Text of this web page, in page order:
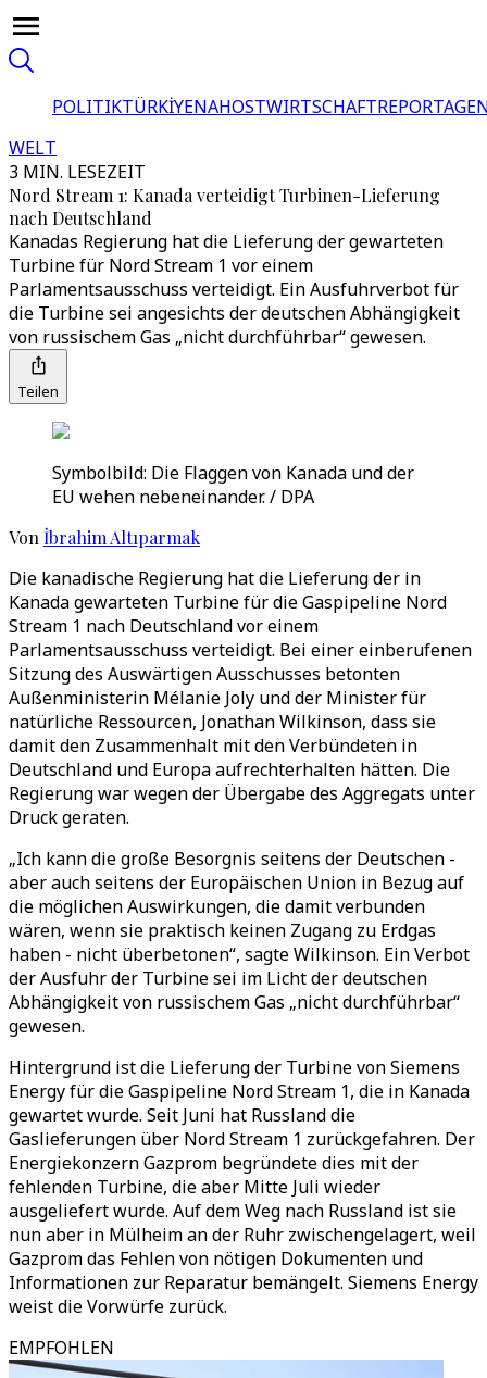
POLITIKTÜRKİYENAHOSTWIRTSCHAFT
WELT
3 MIN. LESEZEIT
Nord Stream 1: Kanada verteidigt Turbinen-Lieferung
nach Deutschland
Kanadas Regierung hat die Lieferung der gewarteten
Turbine für Nord Stream 1 vor einem
Parlamentsausschuss verteidigt. Ein Ausfuhrverbot für
die Turbine sei angesichts der deutschen Abhängigkeit
von russischem Gas „nicht durchführbar“ gewesen.
Teilen
Symbolbild: Die Flaggen von Kanada und der
EU wehen nebeneinander. / DPA
Von İbrahim Altıparmak
Die kanadische Regierung hat die Lieferung der in
Kanada gewarteten Turbine für die Gaspipeline Nord
Stream 1 nach Deutschland vor einem
Parlamentsausschuss verteidigt. Bei einer einberufenen
Sitzung des Auswärtigen Ausschusses betonten
Außenministerin Mélanie Joly und der Minister für
natürliche Ressourcen, Jonathan Wilkinson, dass sie
damit den Zusammenhalt mit den Verbündeten in
Deutschland und Europa aufrechterhalten hätten. Die
Regierung war wegen der Übergabe des Aggregats unter
Druck geraten.
„Ich kann die große Besorgnis seitens der Deutschen -
aber auch seitens der Europäischen Union in Bezug auf
die möglichen Auswirkungen, die damit verbunden
wären, wenn sie praktisch keinen Zugang zu Erdgas
haben - nicht überbetonen“, sagte Wilkinson. Ein Verbot
der Ausfuhr der Turbine sei im Licht der deutschen
Abhängigkeit von russischem Gas „nicht durchführbar“
gewesen.
Hintergrund ist die Lieferung der Turbine von Siemens
Energy für die Gaspipeline Nord Stream 1, die in Kanada
gewartet wurde. Seit Juni hat Russland die
Gaslieferungen über Nord Stream 1 zurückgefahren. Der
Energiekonzern Gazprom begründete dies mit der
fehlenden Turbine, die aber Mitte Juli wieder
ausgeliefert wurde. Auf dem Weg nach Russland ist sie
nun aber in Mülheim an der Ruhr zwischengelagert, weil
Gazprom das Fehlen von nötigen Dokumenten und
Informationen zur Reparatur bemängelt. Siemens Energy
weist die Vorwürfe zurück.
EMPFOHLEN